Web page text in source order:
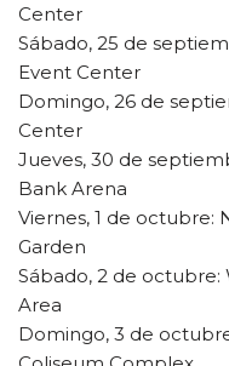
Center
Sábado, 25 de
Event Center
Domingo, 26 de
Center
Jueves, 30 de
Bank Arena
Viernes, 1 de octubre:
Garden
Sábado, 2 de octubre:
Area
Domingo, 3 de